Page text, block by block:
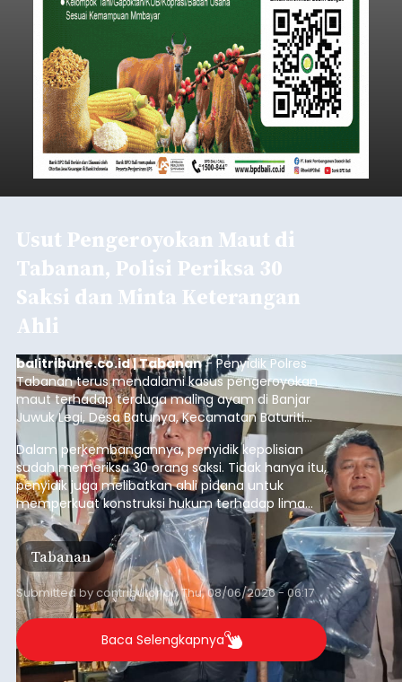
Usut Pengeroyokan Maut di
Tabanan, Polisi Periksa 30
Saksi dan Minta Keterangan
Ahli
balitribune.co.id | Tabanan- Penyidik Polres
Tabanan terus mendalami kasus pengeroyokan
maut terhadap terduga maling ayam di Banjar
Juwuk Legi, Desa Batunya, Kecamatan Baturiti
yang terjadi beberapa waktu lalu.
Dalam perkembangannya, penyidik kepolisian
sudah memeriksa 30 orang saksi. Tidak hanya itu,
penyidik juga melibatkan ahli pidana untuk
memperkuat konstruksi hukum terhadap lima
orang tersangka yang saat ini ditahan.
Tabanan
Submitted bycontributoronThu, 08/06/2026 - 06:17
Baca Selengkapnya